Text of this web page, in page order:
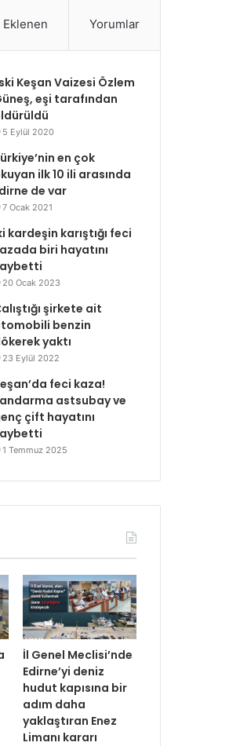
Eklenen Yorumlar
Keşan Vaizesi Özlem
eşi tarafından
5 Eylül 2020
en çok
ilk 10 ili arasında
de var
7 Ocak 2021
kardeşin karıştığı feci
biri hayatını
20 Ocak 2023
şirkete ait
benzin
yaktı
23 Eylül 2022
feci kaza!
astsubay ve
çift hayatını
1 Temmuz 2025
İl Genel Meclisi’nde
Edirne’yi deniz
hudut kapısına bir
adım daha
yaklaştıran Enez
Limanı kararı